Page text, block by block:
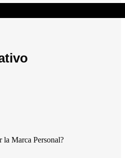
la Marca Personal?